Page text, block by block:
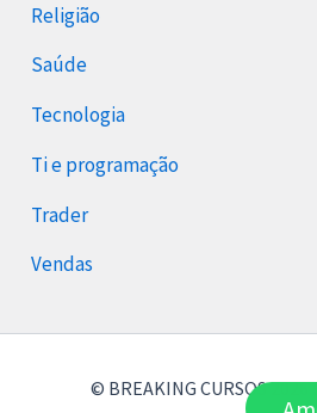
Religião
Saúde
Tecnologia
Ti e programação
Trader
Vendas
© BREAKING CURSOS